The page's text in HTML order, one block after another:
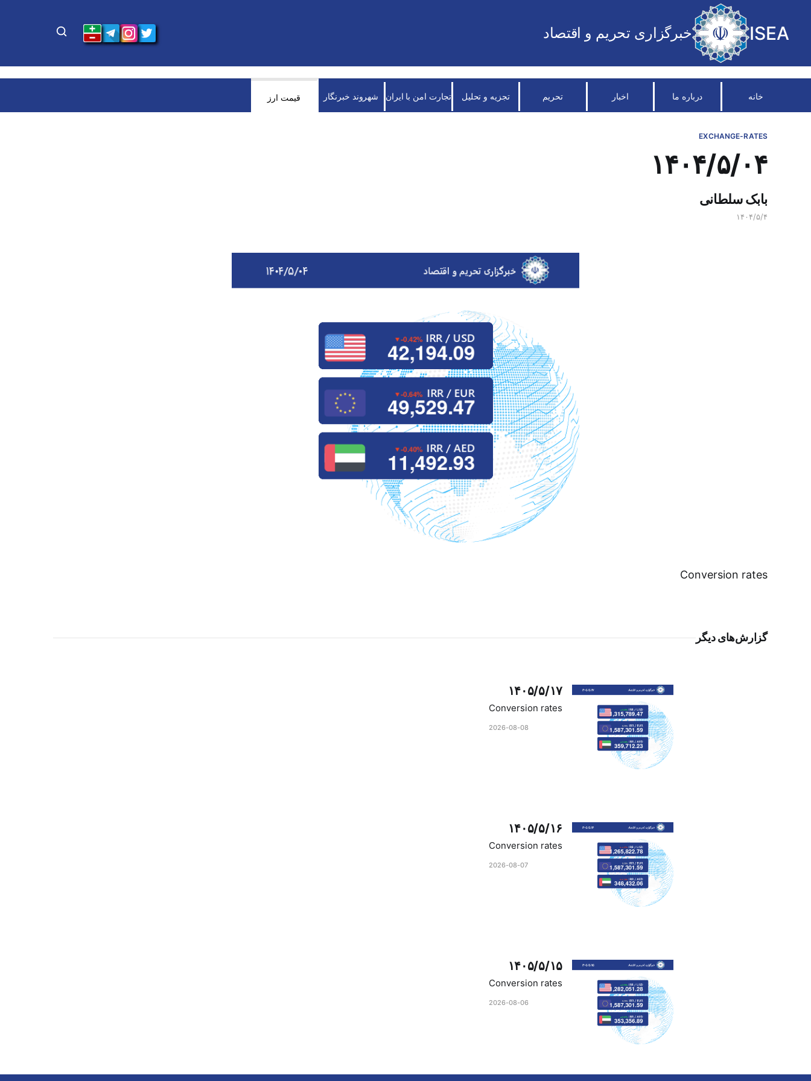
ISEA خبرگزاری تحریم و اقتصاد
خانه درباره ما اخبار تحریم تجزیه و تحلیل تجارت امن با ایران شهروند خبرنگار قیمت ارز
EXCHANGE-RATES
۱۴۰۴/۵/۰۴
بابک سلطانی
۱۴۰۴/۵/۴
Conversion rates
گزارش‌های دیگر
۱۴۰۵/۵/۱۷
Conversion rates
2026-08-08
۱۴۰۵/۵/۱۶
Conversion rates
2026-08-07
۱۴۰۵/۵/۱۵
Conversion rates
2026-08-06